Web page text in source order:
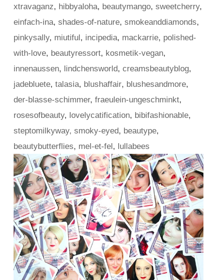
xtravaganz, hibbyaloha, beautymango, sweetcherry,
einfach-ina, shades-of-nature, smokeanddiamonds,
pinkysally, miutiful, incipedia, mackarrie, polished-
with-love, beautyressort, kosmetik-vegan,
innenaussen, lindchensworld, creamsbeautyblog,
jadebluete, talasia, blushaffair, blushesandmore,
der-blasse-schimmer, fraeulein-ungeschminkt,
rosesofbeauty, lovelycatification, bibifashionable,
steptomilkyway, smoky-eyed, beautype,
beautybutterflies, mel-et-fel, lullabees